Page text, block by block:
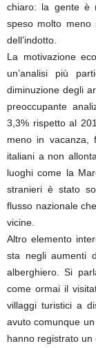
chiaro: la gente è
speso molto
dell’indotto.
La motivazione
un’analisi più
diminuzione degli
preoccupante
3,3% rispetto al
meno in vacanza,
italiani a non
luoghi come la
stranieri è stato
flusso nazionale
vicine.
Altro elemento
sta negli aumenti
alberghiero. Si
come ormai il
villaggi turistici a
avuto comunque
hanno registrato un